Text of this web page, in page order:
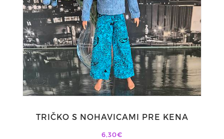
TRIČKO S NOHAVICAMI PRE KENA
6,30€